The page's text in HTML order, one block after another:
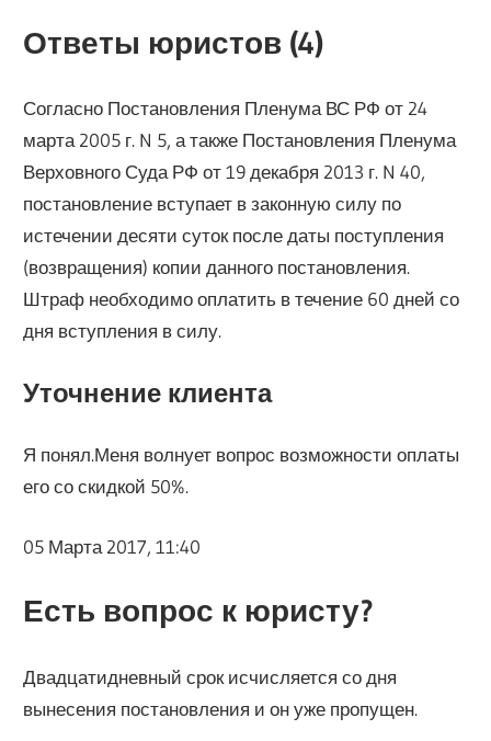
Ответы юристов (4)
Согласно Постановления Пленума ВС РФ от 24
марта 2005 г. N 5, а также Постановления Пленума
Верховного Суда РФ от 19 декабря 2013 г. N 40,
постановление вступает в законную силу по
истечении десяти суток после даты поступления
(возвращения) копии данного постановления.
Штраф необходимо оплатить в течение 60 дней со
дня вступления в силу.
Уточнение клиента
Я понял.Меня волнует вопрос возможности оплаты
его со скидкой 50%.
05 Марта 2017, 11:40
Есть вопрос к юристу?
Двадцатидневный срок исчисляется со дня
вынесения постановления и он уже пропущен.